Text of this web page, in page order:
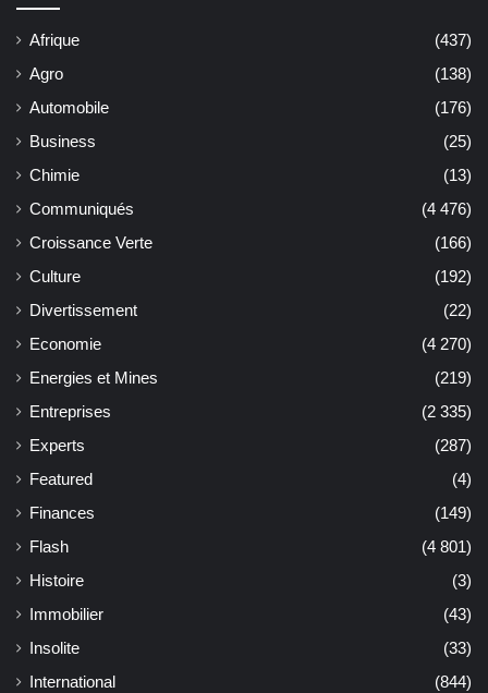
Afrique
(437)
Agro
(138)
Automobile
(176)
Business
(25)
Chimie
(13)
Communiqués
(4 476)
Croissance Verte
(166)
Culture
(192)
Divertissement
(22)
Economie
(4 270)
Energies et Mines
(219)
Entreprises
(2 335)
Experts
(287)
Featured
(4)
Finances
(149)
Flash
(4 801)
Histoire
(3)
Immobilier
(43)
Insolite
(33)
International
(844)